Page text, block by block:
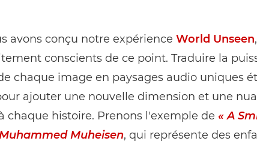
avons conçu notre expérience World Unseen
conscients de ce point. Traduire la
chaque image en paysages audio uniques
ajouter une nouvelle dimension et une
chaque histoire. Prenons l'exemple de « A
Muheisen, qui représente des